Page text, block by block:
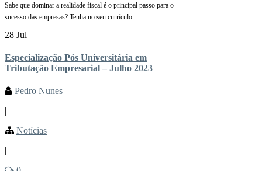
Sabe que dominar a realidade fiscal é o principal passo para o
sucesso das empresas? Tenha no seu currículo...
28 Jul
Especialização Pós Universitária em
Tributação Empresarial – Julho 2023
Pedro Nunes
|
Notícias
|